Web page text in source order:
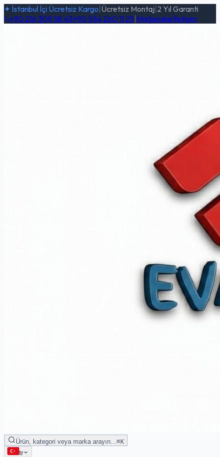
✦ İstanbul İçi Ücretsiz Kargo Ücretsiz Montaj 2 Yıl Garanti
+90 216 309 58 43+90 554 260 11 25 Mağazalarİletişim
Ürün, kategori veya marka arayın... ⌘K
tr